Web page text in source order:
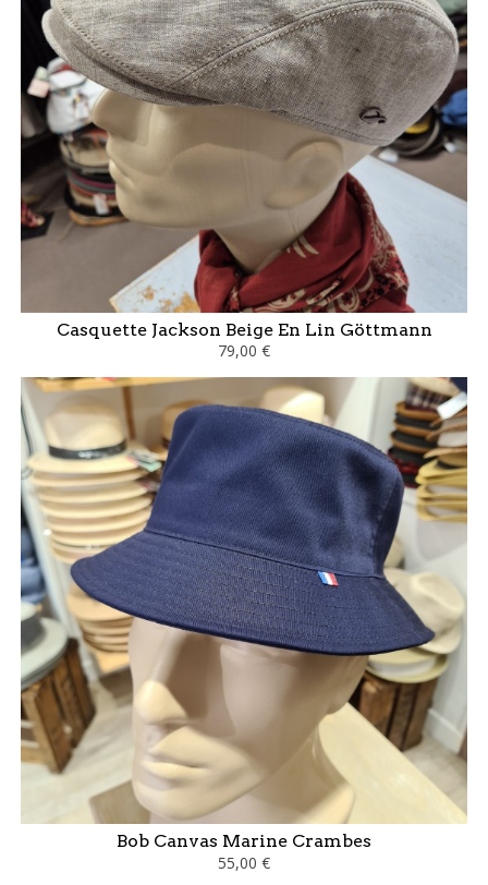
Casquette Jackson Beige En Lin Göttmann
79,00 €
Bob Canvas Marine Crambes
55,00 €